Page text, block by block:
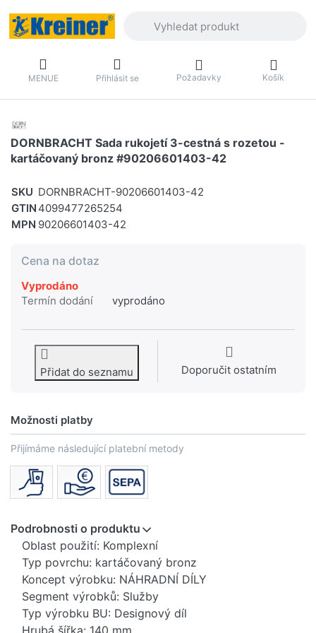
MENUE Přihlásit se Požadavky Košík
DORNBRACHT Sada rukojetí 3-cestná s rozetou -
kartáčovaný bronz #90206601403-42
SKU DORNBRACHT-90206601403-42
GTIN 4099477265254
MPN 90206601403-42
Cena na dotaz
Vyprodáno
Termín dodání
vyprodáno
Přidat do seznamu Doporučit ostatním
Možnosti platby
Přijímáme následující platební metody
Podrobnosti o produktu
Oblast použití: Komplexní
Typ povrchu: kartáčovaný bronz
Koncept výrobku: NÁHRADNÍ DÍLY
Segment výrobků: Služby
Typ výrobku BU: Designový díl
Hrubá šířka: 140 mm